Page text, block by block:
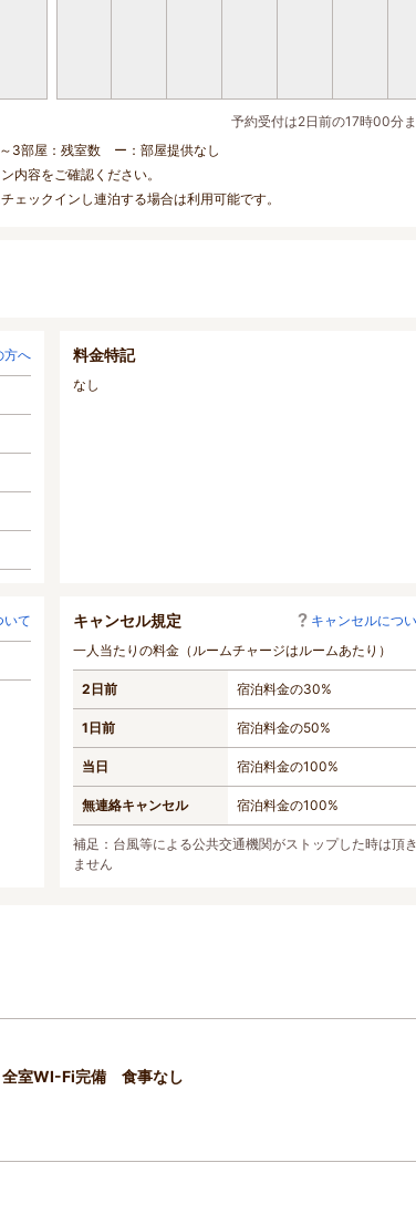
予約受付は2日前の17時00分
部屋：残室数 ー：部屋提供なし
内容をご確認ください。
ェックインし連泊する場合は利用可能です。
方へ 料金特記
なし
いて キャンセル規定
キャンセルにつ
一人当たりの料金（ルームチャージはルームあたり）
2日前 宿泊料金の30%
1日前 宿泊料金の50%
当日 宿泊料金の100%
無連絡キャンセル 宿泊料金の100%
補足：台風等による公共交通機関がストップした時は頂
ません
室WI-Fi完備 食事なし